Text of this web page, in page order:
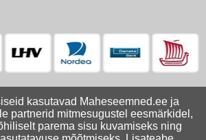
kasutavad Maheseemned.ee ja
partnerid mitmesugustel eesmärkidel,
parema sisu kuvamiseks ning